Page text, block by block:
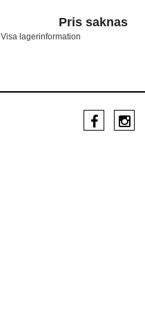
Pris saknas
Visa lagerinformation